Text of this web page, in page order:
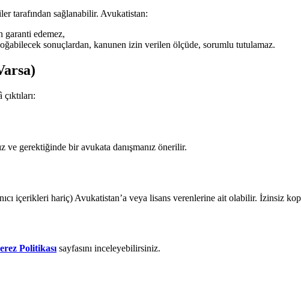
tarafından sağlanabilir. Avukatistan:
garanti edemez,
sonuçlardan, kanunen izin verilen ölçüde, sorumlu tutulamaz.
ve gerektiğinde bir avukata danışmanız önerilir.
içerikleri hariç) Avukatistan’a veya lisans verenlerine ait olabilir. İzinsiz
Politikası sayfasını inceleyebilirsiniz.